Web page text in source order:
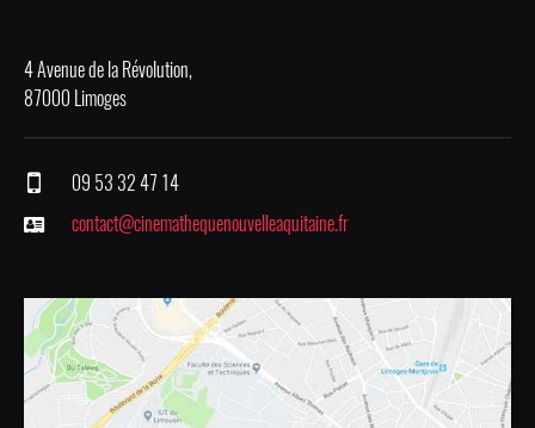
4 Avenue de la Révolution,
87000 Limoges
09 53 32 47 14
contact@cinemathequenouvelleaquitaine.fr